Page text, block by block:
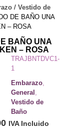
/ Vestido de
DE BAÑO UNA
– ROSA
BAÑO UNA
– ROSA
TRAJBNTDVC1-
1
Embarazo,
General ,
Vestido de
Baño
IVA Incluido